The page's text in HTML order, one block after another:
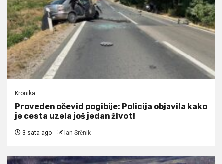
Kronika
Proveden očevid pogibije: Policija objavila kako
je cesta uzela još jedan život!
3 sata ago Ian Srčnik